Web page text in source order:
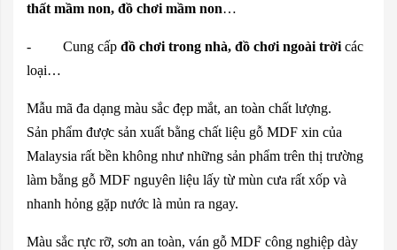
thất mầm non, đồ chơi mầm non…
- Cung cấp đồ chơi trong nhà, đồ chơi ngoài trời các
loại…
Mẫu mã đa dạng màu sắc đẹp mắt, an toàn chất lượng.
Sản phẩm được sản xuất bằng chất liệu gỗ MDF xin của
Malaysia rất bền không như những sản phẩm trên thị trường
làm bằng gỗ MDF nguyên liệu lấy từ mùn cưa rất xốp và
nhanh hỏng gặp nước là mủn ra ngay.
Màu sắc rực rỡ, sơn an toàn, ván gỗ MDF công nghiệp dày